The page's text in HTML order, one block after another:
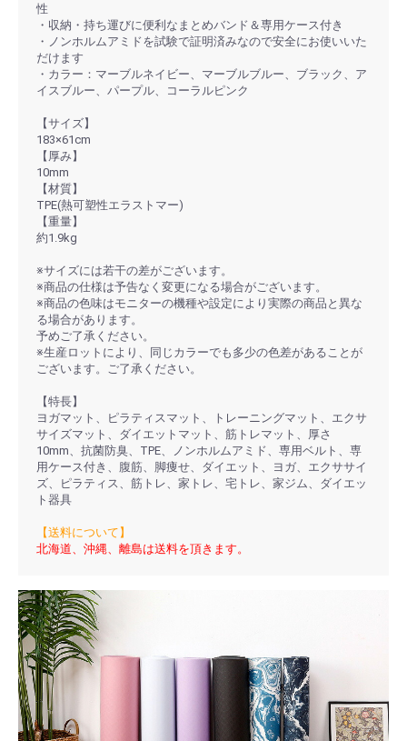
性
・収納・持ち運びに便利なまとめバンド＆専用ケース付き
・ノンホルムアミドを試験で証明済みなので安全にお使いいた
だけます
・カラー：マーブルネイビー、マーブルブルー、ブラック、ア
イスブルー、パープル、コーラルピンク
【サイズ】
183×61cm
【厚み】
10mm
【材質】
TPE(熱可塑性エラストマー)
【重量】
約1.9kg
※サイズには若干の差がございます。
※商品の仕様は予告なく変更になる場合がございます。
※商品の色味はモニターの機種や設定により実際の商品と異な
る場合があります。
予めご了承ください。
※生産ロットにより、同じカラーでも多少の色差があることが
ございます。ご了承ください。
【特長】
ヨガマット、ピラティスマット、トレーニングマット、エクサ
サイズマット、ダイエットマット、筋トレマット、厚さ
10mm、抗菌防臭、TPE、ノンホルムアミド、専用ベルト、専
用ケース付き、腹筋、脚痩せ、ダイエット、ヨガ、エクササイ
ズ、ピラティス、筋トレ、家トレ、宅トレ、家ジム、ダイエッ
ト器具
【送料について】
北海道、沖縄、離島は送料を頂きます。